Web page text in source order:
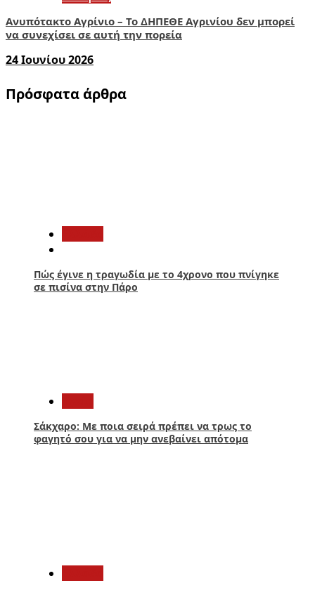
Ανυπότακτο Αγρίνιο – Το ΔΗΠΕΘΕ Αγρινίου δεν μπορεί
να συνεχίσει σε αυτή την πορεία
24 Ιουνίου 2026
Πρόσφατα άρθρα
Πώς έγινε η τραγωδία με το 4χρονο που πνίγηκε
σε πισίνα στην Πάρο
Σάκχαρο: Με ποια σειρά πρέπει να τρως το
φαγητό σου για να μην ανεβαίνει απότομα